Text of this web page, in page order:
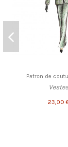
Patron de
Vestes
23,00